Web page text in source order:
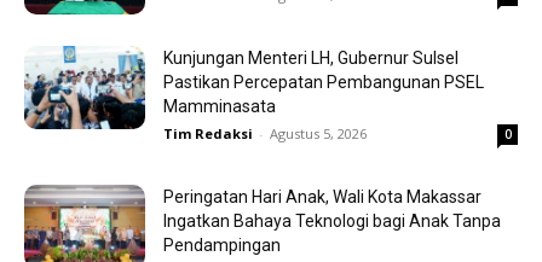
Kunjungan Menteri LH, Gubernur Sulsel
Pastikan Percepatan Pembangunan PSEL
Mamminasata
Tim Redaksi - Agustus 5, 2026 0
Peringatan Hari Anak, Wali Kota Makassar
Ingatkan Bahaya Teknologi bagi Anak Tanpa
Pendampingan